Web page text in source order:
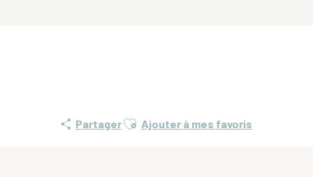
PartagerAjouter aux favoris
Ajouter à mes favoris